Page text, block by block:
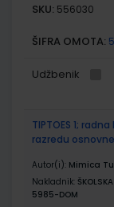
SKU: 556030
ŠIFRA OMOTA:
Udžbenik
TIPTOES 1;
razredu
Autor(i): Mimica
Nakladnik:
5985-DOM